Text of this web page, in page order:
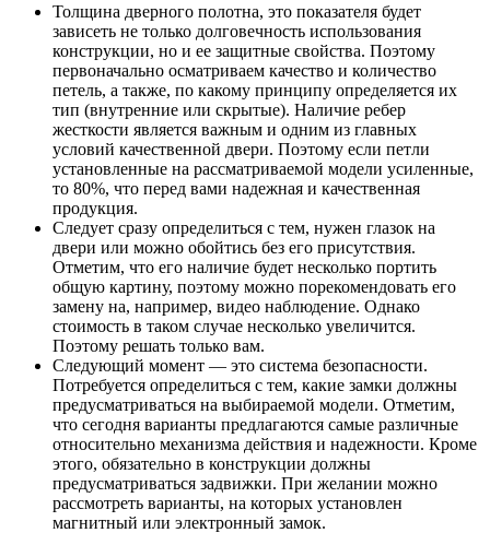
Толщина дверного полотна, это показателя будет
зависеть не только долговечность использования
конструкции, но и ее защитные свойства. Поэтому
первоначально осматриваем качество и количество
петель, а также, по какому принципу определяется их
тип (внутренние или скрытые). Наличие ребер
жесткости является важным и одним из главных
условий качественной двери. Поэтому если петли
установленные на рассматриваемой модели усиленные,
то 80%, что перед вами надежная и качественная
продукция.
Следует сразу определиться с тем, нужен глазок на
двери или можно обойтись без его присутствия.
Отметим, что его наличие будет несколько портить
общую картину, поэтому можно порекомендовать его
замену на, например, видео наблюдение. Однако
стоимость в таком случае несколько увеличится.
Поэтому решать только вам.
Следующий момент — это система безопасности.
Потребуется определиться с тем, какие замки должны
предусматриваться на выбираемой модели. Отметим,
что сегодня варианты предлагаются самые различные
относительно механизма действия и надежности. Кроме
этого, обязательно в конструкции должны
предусматриваться задвижки. При желании можно
рассмотреть варианты, на которых установлен
магнитный или электронный замок.